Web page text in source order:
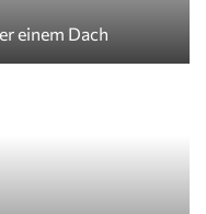
einem Dach